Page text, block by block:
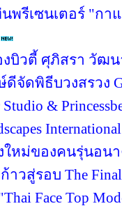
พรีเซนเตอร์ "ก
บิวตี้ ศุภิสรา วัฒ
จัดพิธีบวงสรวง
&
ใหม่ของคนรุ่นอน
ก้าวสู่รอบ The
Face Top